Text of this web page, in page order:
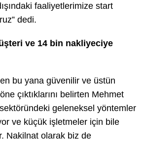
faaliyetlerimize start
dedi.
ve 14 bin nakliyeciye
bu yana güvenilir ve üstün
çıktıklarını belirten Mehmet
geleneksel yöntemler
ve küçük işletmeler için bile
Nakilnat olarak biz de